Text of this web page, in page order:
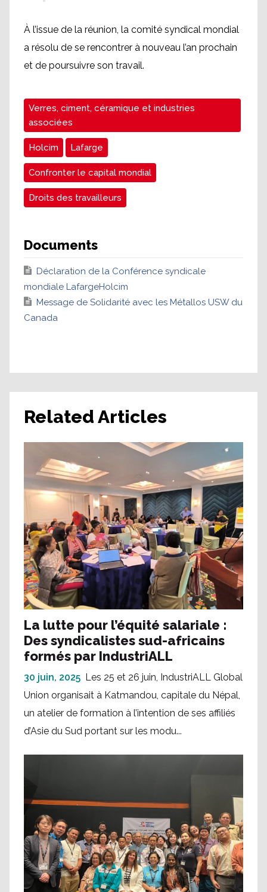
À l’issue de la réunion, la comité syndical mondial
a résolu de se rencontrer à nouveau l’an prochain
et de poursuivre son travail.
Verres, ciment, céramique et industries
associées
Holcim Lafarge
Confronter le capital mondial
Droits des travailleurs
Documents
Déclaration de la Conférence syndicale
mondiale LafargeHolcim
Message de Solidarité avec les Métallos USW du
Canada
Related Articles
La lutte pour l’équité salariale :
Des syndicalistes sud-africains
formés par IndustriALL
30 juin, 2025 Les 25 et 26 juin, IndustriALL Global
Union organisait à Katmandou, capitale du Népal,
un atelier de formation à l’intention de ses affiliés
d’Asie du Sud portant sur les modu...